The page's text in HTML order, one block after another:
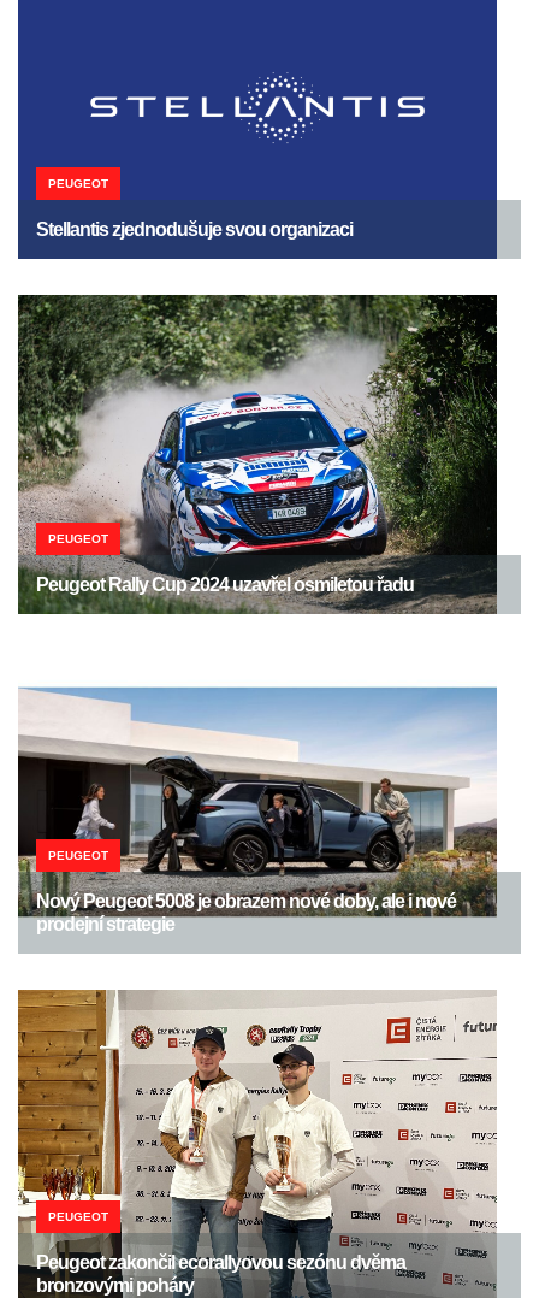
PEUGEOT
Stellantis zjednodušuje svou organizaci
PEUGEOT
Peugeot Rally Cup 2024 uzavřel osmiletou řadu
PEUGEOT
Nový Peugeot 5008 je obrazem nové doby, ale i nové
prodejní strategie
PEUGEOT
Peugeot zakončil ecorallyovou sezónu dvěma
bronzovými poháry